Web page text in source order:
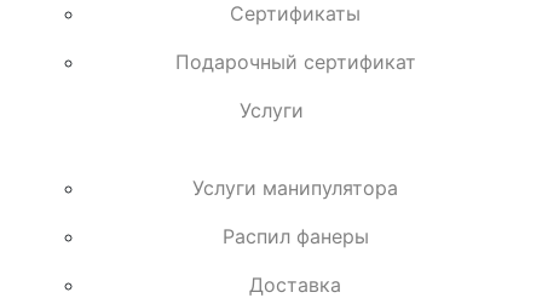
Сертификаты
Подарочный сертификат
Услуги
Услуги манипулятора
Распил фанеры
Доставка